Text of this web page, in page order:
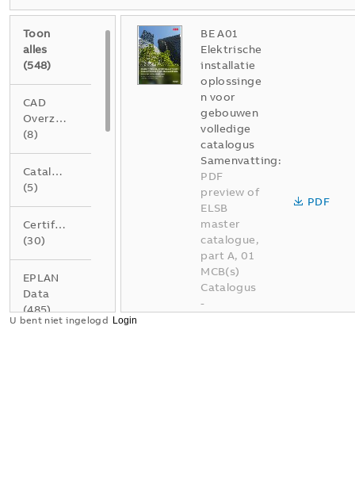
Toon
alles
(548)
CAD
Overzichtstekening
(8)
Catalogus
(5)
Certificaat
(30)
EPLAN
Data
(485)
BE A01
Elektrische
installatie
oplossinge
n voor
gebouwen
volledige
catalogus
Samenvatting:
PDF
preview of
ELSB
master
catalogue,
part A, 01
MCB(s)
Catalogus
-
PDF
U bent niet ingelogd